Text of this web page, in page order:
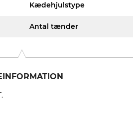
Kædehjulstype
Antal tænder